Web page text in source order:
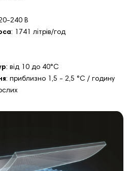
240 В
: 1741 літрів/год
: від 10 до 40°С
: приблизно 1,5 - 2,5 °С / годину